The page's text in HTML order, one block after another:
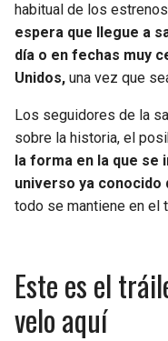
habitual de los
espera que llegue a
día o en fechas muy
Unidos, una vez que
Los seguidores de la
sobre la historia, el
la forma en la que se
universo ya conocido
todo se mantiene en el
Este es el
velo aquí